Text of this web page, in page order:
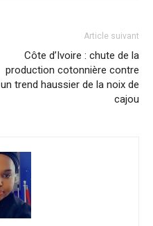
Article suivant
Côte d’Ivoire : chute de la
production cotonnière contre
un trend haussier de la noix de
cajou